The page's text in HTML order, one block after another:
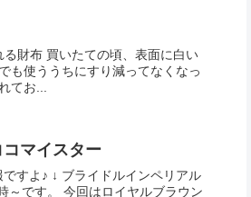
財布 買いたての頃、表面に白い
も使ううちにすり減ってなくなっ
てお...
マイスター
すよ♪ ↓ ブライドルインペリアル
です。 今回はロイヤルブラウン